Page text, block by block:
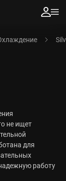
не ищет
для
работу